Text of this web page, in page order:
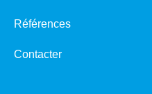
Références
Contacter